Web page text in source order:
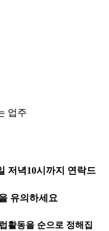
업주
저녁10시까지 연락드
유의하세요
활동을 순으로 정해집